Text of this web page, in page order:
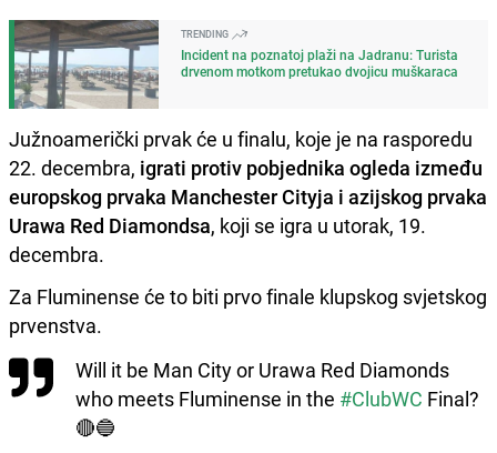
TRENDING
Incident na poznatoj plaži na Jadranu: Turista
drvenom motkom pretukao dvojicu muškaraca
Južnoamerički prvak će u finalu, koje je na rasporedu
22. decembra, igrati protiv pobjednika ogleda između
europskog prvaka Manchester Cityja i azijskog prvaka
Urawa Red Diamondsa, koji se igra u utorak, 19.
decembra.
Za Fluminense će to biti prvo finale klupskog svjetskog
prvenstva.
Will it be Man City or Urawa Red Diamonds
who meets Fluminense in the #ClubWC Final?
🔴🔵